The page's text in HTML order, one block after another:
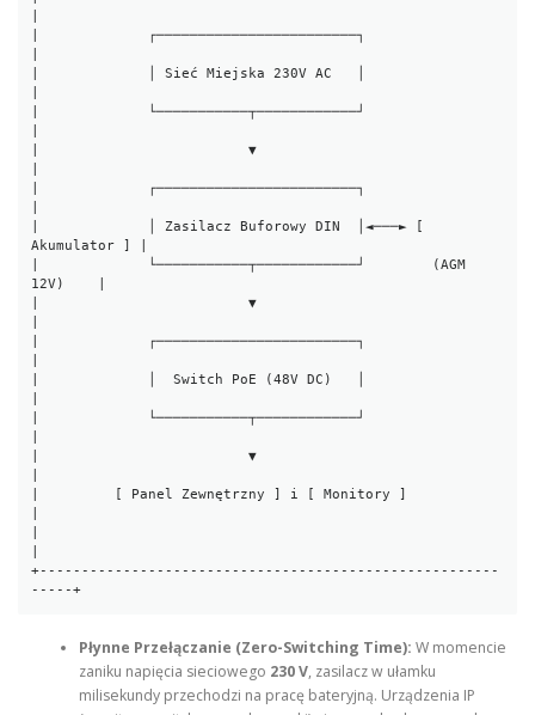
|             ┌────────────────────────┐
|             │ Sieć Miejska 230V AC   │
|             └───────────┬────────────┘
|                         ▼
|             ┌────────────────────────┐
|             │ Zasilacz Buforowy DIN  │◄───► [
Akumulator ] |
|             └───────────┬────────────┘        (AGM
12V)    |
|                         ▼
|             ┌────────────────────────┐
|             │  Switch PoE (48V DC)   │
|             └───────────┬────────────┘
|                         ▼
|         [ Panel Zewnętrzny ] i [ Monitory ]
+-------------------------------------------------------
Płynne Przełączanie (Zero-Switching Time): W momencie
zaniku napięcia sieciowego 230 V, zasilacz w ułamku
milisekundy przechodzi na pracę bateryjną. Urządzenia IP